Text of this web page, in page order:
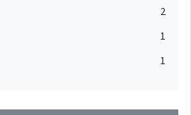
2
1
1